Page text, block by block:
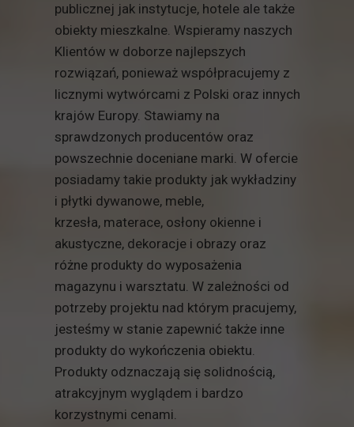
publicznej jak instytucje, hotele ale także
obiekty mieszkalne. Wspieramy naszych
Klientów w doborze najlepszych
rozwiązań, ponieważ współpracujemy z
licznymi wytwórcami z Polski oraz innych
krajów Europy. Stawiamy na
sprawdzonych producentów oraz
powszechnie doceniane marki. W ofercie
posiadamy takie produkty jak wykładziny
i płytki dywanowe, meble,
krzesła, materace, osłony okienne i
akustyczne, dekoracje i obrazy oraz
różne produkty do wyposażenia
magazynu i warsztatu. W zależności od
potrzeby projektu nad którym pracujemy,
jesteśmy w stanie zapewnić także inne
produkty do wykończenia obiektu.
Produkty odznaczają się solidnością,
atrakcyjnym wyglądem i bardzo
korzystnymi cenami.